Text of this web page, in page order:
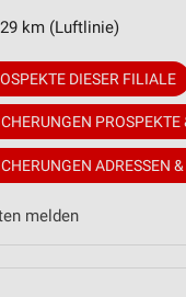
km (Luftlinie)
DIESER FILIALE
PROSPEKTE
ADRESSEN
melden